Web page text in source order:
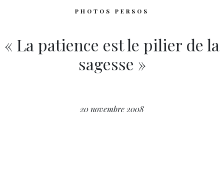
PHOTOS PERSOS
« La patience est le pilier de la
sagesse »
20 novembre 2008